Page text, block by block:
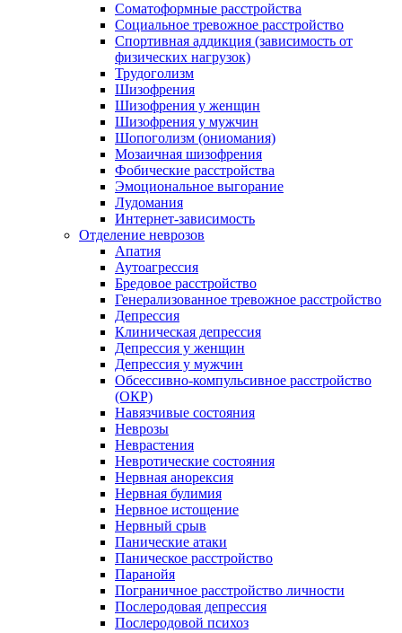
Соматоформные расстройства
Социальное тревожное расстройство
Спортивная аддикция (зависимость от
физических нагрузок)
Трудоголизм
Шизофрения
Шизофрения у женщин
Шизофрения у мужчин
Шопоголизм (ониомания)
Мозаичная шизофрения
Фобические расстройства
Эмоциональное выгорание
Лудомания
Интернет-зависимость
Отделение неврозов
Апатия
Аутоагрессия
Бредовое расстройство
Генерализованное тревожное расстройство
Депрессия
Клиническая депрессия
Депрессия у женщин
Депрессия у мужчин
Обсессивно-компульсивное расстройство
(ОКР)
Навязчивые состояния
Неврозы
Неврастения
Невротические состояния
Нервная анорексия
Нервная булимия
Нервное истощение
Нервный срыв
Панические атаки
Паническое расстройство
Паранойя
Пограничное расстройство личности
Послеродовая депрессия
Послеродовой психоз